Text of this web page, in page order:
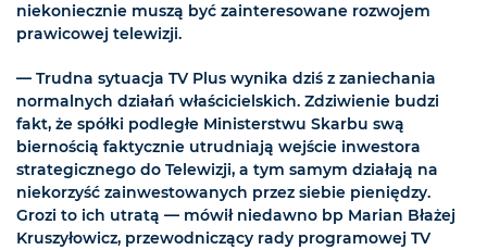
niekoniecznie muszą być zainteresowane rozwojem
prawicowej telewizji.
— Trudna sytuacja TV Plus wynika dziś z zaniechania
normalnych działań właścicielskich. Zdziwienie budzi
fakt, że spółki podległe Ministerstwu Skarbu swą
biernością faktycznie utrudniają wejście inwestora
strategicznego do Telewizji, a tym samym działają na
niekorzyść zainwestowanych przez siebie pieniędzy.
Grozi to ich utratą — mówił niedawno bp Marian Błażej
Kruszyłowicz, przewodniczący rady programowej TV